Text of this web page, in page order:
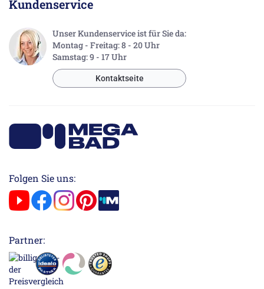
Kundenservice
Unser Kundenservice ist für Sie da:
Montag - Freitag: 8 - 20 Uhr
Samstag: 9 - 17 Uhr
Kontaktseite
Folgen Sie uns:
Partner: